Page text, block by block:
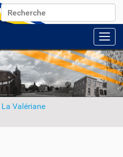
Chercher par
Recherche avancée…
La Valériane